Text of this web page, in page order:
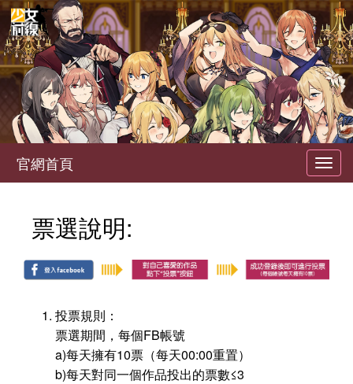
官網首頁
票選說明:
投票規則：
票選期間，每個FB帳號
a)每天擁有10票（每天00:00重置）
b)每天對同一個作品投出的票數≤3